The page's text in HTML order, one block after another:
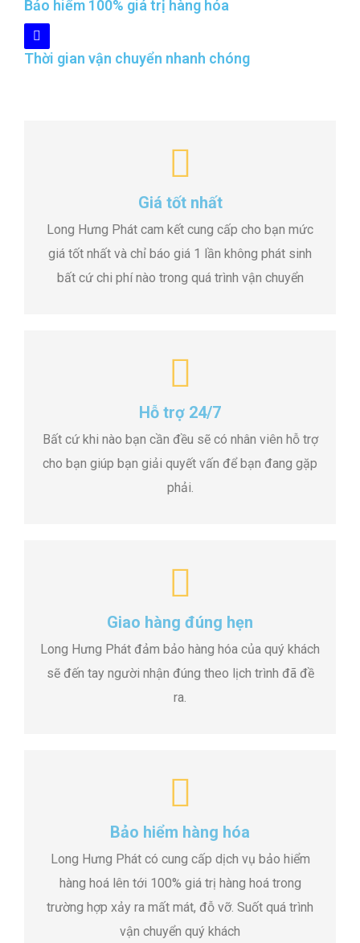
Bảo hiểm 100% giá trị hàng hóa
Thời gian vận chuyển nhanh chóng
Giá tốt nhất
Long Hưng Phát cam kết cung cấp cho bạn mức
giá tốt nhất và chỉ báo giá 1 lần không phát sinh
bất cứ chi phí nào trong quá trình vận chuyển
Hỗ trợ 24/7
Bất cứ khi nào bạn cần đều sẽ có nhân viên hỗ trợ
cho bạn giúp bạn giải quyết vấn để bạn đang gặp
phải.
Giao hàng đúng hẹn
Long Hưng Phát đảm bảo hàng hóa của quý khách
sẽ đến tay người nhận đúng theo lịch trình đã đề
ra.
Bảo hiểm hàng hóa
Long Hưng Phát có cung cấp dịch vụ bảo hiểm
hàng hoá lên tới 100% giá trị hàng hoá trong
trường hợp xảy ra mất mát, đỗ vỡ. Suốt quá trình
vận chuyển quý khách